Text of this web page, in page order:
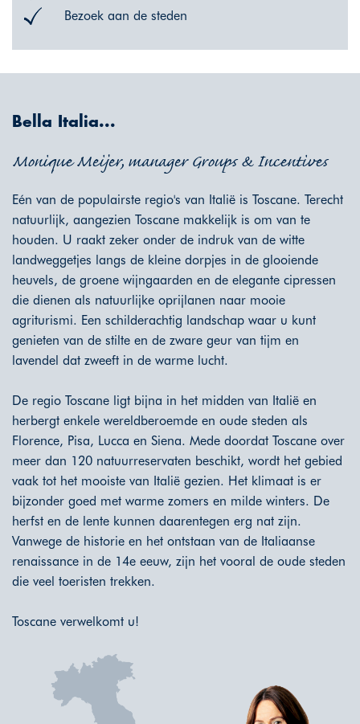
Bezoek aan de steden
Bella Italia...
Monique Meijer, manager Groups & Incentives
Eén van de populairste regio's van Italië is Toscane. Terecht
natuurlijk, aangezien Toscane makkelijk is om van te
houden. U raakt zeker onder de indruk van de witte
landweggetjes langs de kleine dorpjes in de glooiende
heuvels, de groene wijngaarden en de elegante cipressen
die dienen als natuurlijke oprijlanen naar mooie
agriturismi. Een schilderachtig landschap waar u kunt
genieten van de stilte en de zware geur van tijm en
lavendel dat zweeft in de warme lucht.
De regio Toscane ligt bijna in het midden van Italië en
herbergt enkele wereldberoemde en oude steden als
Florence, Pisa, Lucca en Siena. Mede doordat Toscane over
meer dan 120 natuurreservaten beschikt, wordt het gebied
vaak tot het mooiste van Italië gezien. Het klimaat is er
bijzonder goed met warme zomers en milde winters. De
herfst en de lente kunnen daarentegen erg nat zijn.
Vanwege de historie en het ontstaan van de Italiaanse
renaissance in de 14e eeuw, zijn het vooral de oude steden
die veel toeristen trekken.
Toscane verwelkomt u!